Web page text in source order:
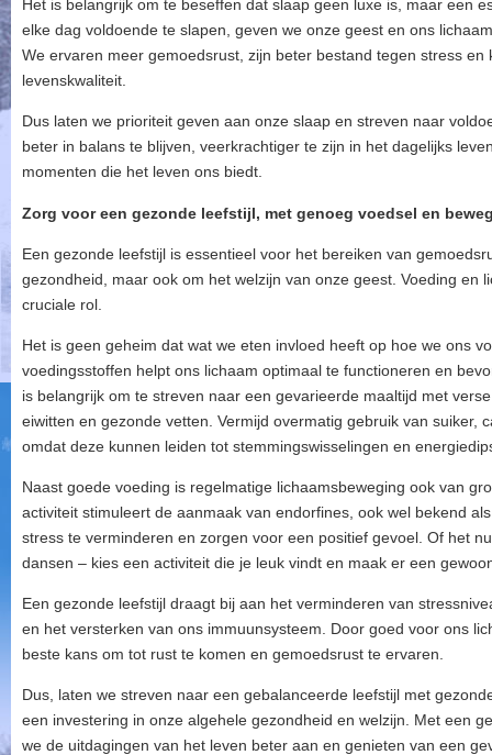
Het is belangrijk om te beseffen dat slaap geen luxe is, maar een
elke dag voldoende te slapen, geven we onze geest en ons
We ervaren meer gemoedsrust, zijn beter bestand tegen stress
levenskwaliteit.
Dus laten we prioriteit geven aan onze slaap en streven naar
beter in balans te blijven, veerkrachtiger te zijn in het dagelijks
momenten die het leven ons biedt.
Zorg voor een gezonde leefstijl, met genoeg voedsel en
Een gezonde leefstijl is essentieel voor het bereiken van
gezondheid, maar ook om het welzijn van onze geest. Voeding en
cruciale rol.
Het is geen geheim dat wat we eten invloed heeft op hoe we ons
voedingsstoffen helpt ons lichaam optimaal te functioneren en
is belangrijk om te streven naar een gevarieerde maaltijd met
eiwitten en gezonde vetten. Vermijd overmatig gebruik van suiker,
omdat deze kunnen leiden tot stemmingswisselingen en
Naast goede voeding is regelmatige lichaamsbeweging ook van
activiteit stimuleert de aanmaak van endorfines, ook wel bekend
stress te verminderen en zorgen voor een positief gevoel. Of het
dansen – kies een activiteit die je leuk vindt en maak er een
Een gezonde leefstijl draagt bij aan het verminderen van
en het versterken van ons immuunsysteem. Door goed voor ons
beste kans om tot rust te komen en gemoedsrust te ervaren.
Dus, laten we streven naar een gebalanceerde leefstijl met
een investering in onze algehele gezondheid en welzijn. Met een
we de uitdagingen van het leven beter aan en genieten van een